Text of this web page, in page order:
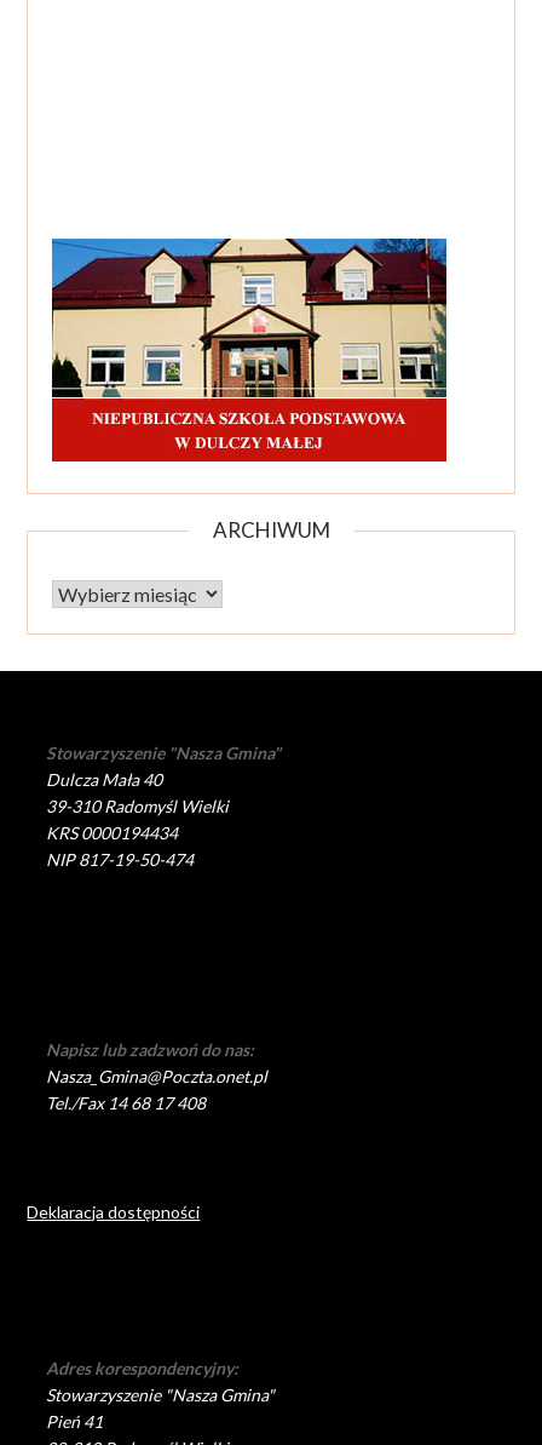
ARCHIWUM
Archiwum
Stowarzyszenie "Nasza Gmina"
Dulcza Mała 40
39-310 Radomyśl Wielki
KRS 0000194434
NIP 817-19-50-474
Napisz lub zadzwoń do nas:
Nasza_Gmina@Poczta.onet.pl
Tel./Fax 14 68 17 408
Deklaracja dostępności
Adres korespondencyjny:
Stowarzyszenie "Nasza Gmina"
Pień 41